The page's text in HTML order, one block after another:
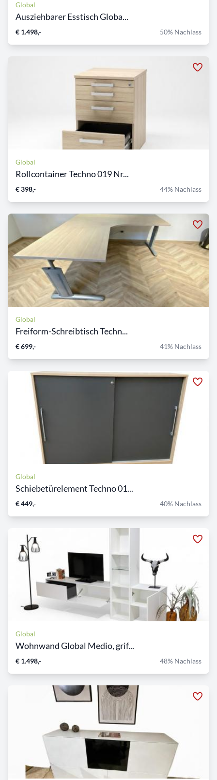
Global
Ausziehbarer Esstisch Globa...
€ 1.498,- 50% Nachlass
Global
Rollcontainer Techno 019 Nr...
€ 398,- 44% Nachlass
Global
Freiform-Schreibtisch Techn...
€ 699,- 41% Nachlass
Global
Schiebetürelement Techno 01...
€ 449,- 40% Nachlass
Global
Wohnwand Global Medio, grif...
€ 1.498,- 48% Nachlass